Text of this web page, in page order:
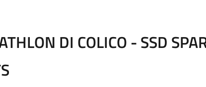
DI COLICO - SSD